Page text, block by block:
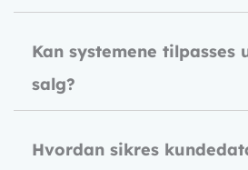
Kan systemene tilpasses
salg?
Hvordan sikres